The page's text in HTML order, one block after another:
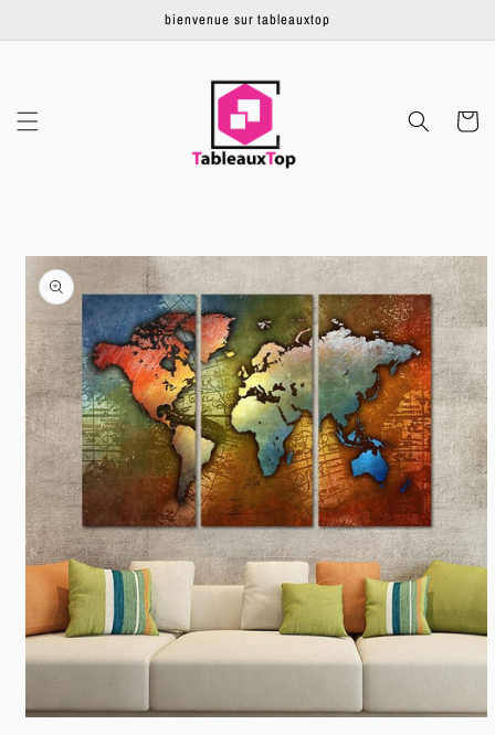
contenu
bienvenue sur tableauxtop
Panier
Passer aux
informations
produits